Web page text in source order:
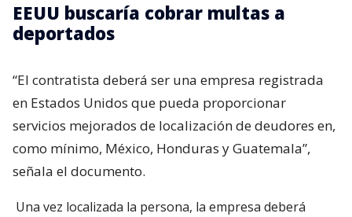
EEUU buscaría cobrar multas a
deportados
“El contratista deberá ser una empresa registrada
en Estados Unidos que pueda proporcionar
servicios mejorados de localización de deudores en,
como mínimo, México, Honduras y Guatemala”,
señala el documento.
Una vez localizada la persona, la empresa deberá